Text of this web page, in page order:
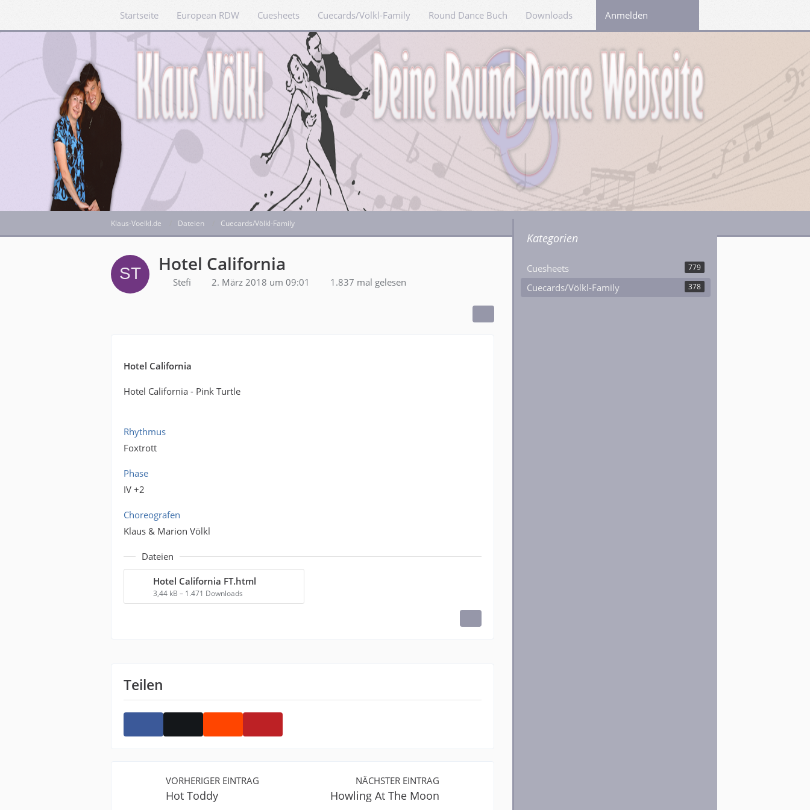
Startseite European RDW Cuesheets Cuecards/Völkl-Family Round Dance Buch Downloads LinksAnmelden
Klaus-Voelkl.de Dateien Cuecards/Völkl-Family
Hotel California
Stefi 2. März 2018 um 09:01 1.837 mal gelesen
Hotel California
Hotel California - Pink Turtle
Rhythmus
Foxtrott
Phase
IV +2
Choreografen
Klaus & Marion Völkl
Dateien
Hotel California FT.html
3,44 kB – 1.471 Downloads
Teilen
VORHERIGER EINTRAG
Hot Toddy
NÄCHSTER EINTRAG
Howling At The Moon
Kategorien
Cuesheets 779
Cuecards/Völkl-Family 378